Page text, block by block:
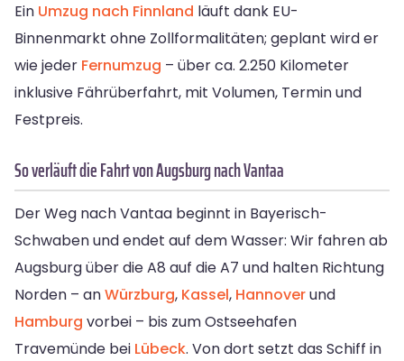
Ein Umzug nach Finnland läuft dank EU-
Binnenmarkt ohne Zollformalitäten; geplant wird er
wie jeder Fernumzug – über ca. 2.250 Kilometer
inklusive Fährüberfahrt, mit Volumen, Termin und
Festpreis.
So verläuft die Fahrt von Augsburg nach Vantaa
Der Weg nach Vantaa beginnt in Bayerisch-
Schwaben und endet auf dem Wasser: Wir fahren ab
Augsburg über die A8 auf die A7 und halten Richtung
Norden – anWürzburg, Kassel, Hannoverund
Hamburg vorbei – bis zum Ostseehafen
Travemünde bei Lübeck. Von dort setzt das Schiff in